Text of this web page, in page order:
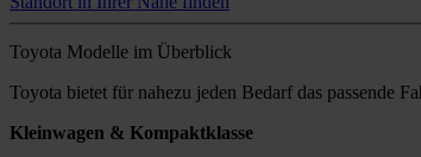
Toyota Modelle im Überblick
Toyota bietet für nahezu jeden Bedarf das passende
Kleinwagen & Kompaktklasse